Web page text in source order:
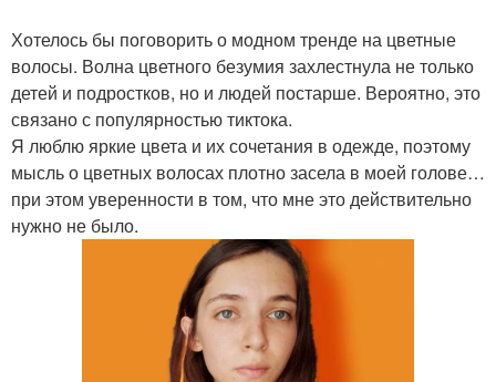
Хотелось бы поговорить о модном тренде на цветные
волосы. Волна цветного безумия захлестнула не только
детей и подростков, но и людей постарше. Вероятно, это
связано с популярностью тиктока.
Я люблю яркие цвета и их сочетания в одежде, поэтому
мысль о цветных волосах плотно засела в моей голове…
при этом уверенности в том, что мне это действительно
нужно не было.